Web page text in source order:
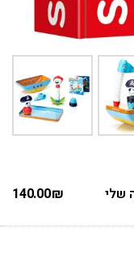
שלי 140.00₪